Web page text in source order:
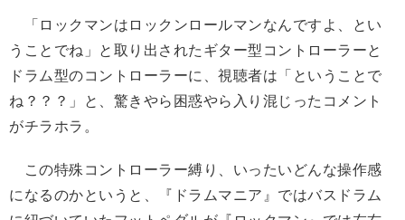
「ロックマンはロックンロールマンなんですよ、とい
うことでね」と取り出されたギター型コントローラーと
ドラム型のコントローラーに、視聴者は「ということで
ね？？？」と、驚きやら困惑やら入り混じったコメント
がチラホラ。
この特殊コントローラー縛り、いったいどんな操作感
になるのかというと、『ドラムマニア』ではバスドラム